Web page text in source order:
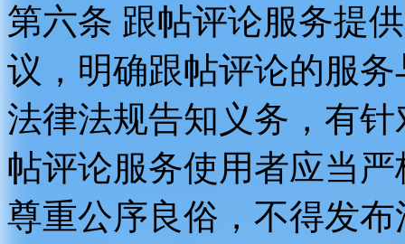
第六条 跟帖评论服务提
议，明确跟帖评论的服
法律法规告知义务，有
帖评论服务使用者应当
尊重公序良俗，不得发